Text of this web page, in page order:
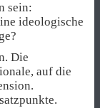
sein:
ideologische
Die
auf die